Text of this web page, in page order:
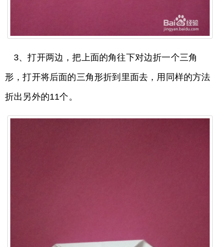
3、打开两边，把上面的角往下对边折一个三角
形，打开将后面的三角形折到里面去，用同样的方法
折出另外的11个。